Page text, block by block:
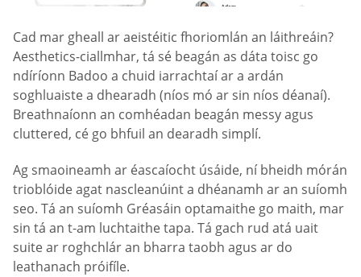
Cad mar gheall ar aeistéitic fhoriomlán an láithreáin?
Aesthetics-ciallmhar, tá sé beagán as dáta toisc go
ndíríonn Badoo a chuid iarrachtaí ar a ardán
soghluaiste a dhearadh (níos mó ar sin níos déanaí).
Breathnaíonn an comhéadan beagán messy agus
cluttered, cé go bhfuil an dearadh simplí.
Ag smaoineamh ar éascaíocht úsáide, ní bheidh mórán
trioblóide agat nascleanúint a dhéanamh ar an suíomh
seo. Tá an suíomh Gréasáin optamaithe go maith, mar
sin tá an t-am luchtaithe tapa. Tá gach rud atá uait
suite ar roghchlár an bharra taobh agus ar do
leathanach próifíle.